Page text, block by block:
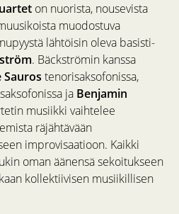
on nuorista, nousevista
muodostuva
lähtöisin oleva basisti-
. Bäckströmin kanssa
Sauros tenorisaksofonissa,
ja Benjamin
musiikki vaihtelee
räjähtävään
improvisaatioon. Kaikki
oman äänensä sekoitukseen
kollektiivisen musiikillisen